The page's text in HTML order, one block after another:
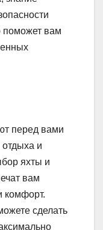
поможет вам
перед вами
и
яхты и
вам
комфорт.
сделать